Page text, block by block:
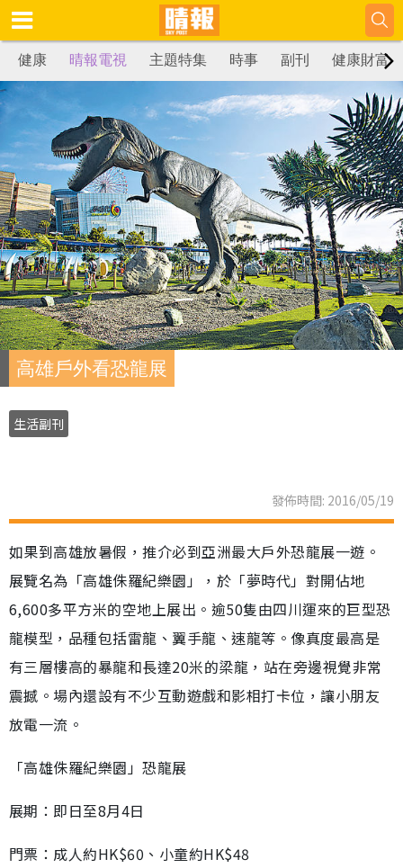
健康 晴報電視 主題特集 時事 副刊 健康財富
高雄戶外看恐龍展
生活副刊
發佈時間: 2016/05/19
如果到高雄放暑假，推介必到亞洲最大戶外恐龍展一遊。
展覽名為「高雄侏羅紀樂園」，於「夢時代」對開佔地
6,600多平方米的空地上展出。逾50隻由四川運來的巨型恐
龍模型，品種包括雷龍、翼手龍、速龍等。像真度最高是
有三層樓高的暴龍和長達20米的梁龍，站在旁邊視覺非常
震撼。場內還設有不少互動遊戲和影相打卡位，讓小朋友
放電一流。
「高雄侏羅紀樂園」恐龍展
展期：即日至8月4日
門票：成人約HK$60、小童約HK$48